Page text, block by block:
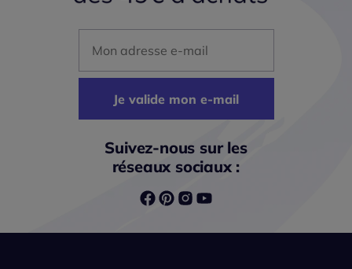
Je valide mon e-mail
Suivez-nous sur les
réseaux sociaux :